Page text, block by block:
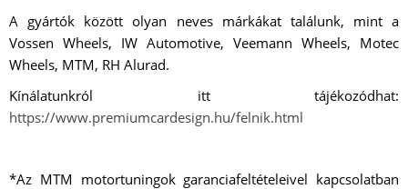
A gyártók között olyan neves márkákat találunk, mint a
Vossen Wheels, IW Automotive, Veemann Wheels, Motec
Wheels, MTM, RH Alurad.
Kínálatunkról itt tájékozódhat:
https://www.premiumcardesign.hu/felnik.html
*Az MTM motortuningok garanciafeltételeivel kapcsolatban